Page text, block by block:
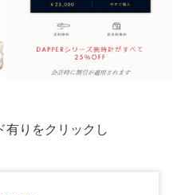
有りをクリックし